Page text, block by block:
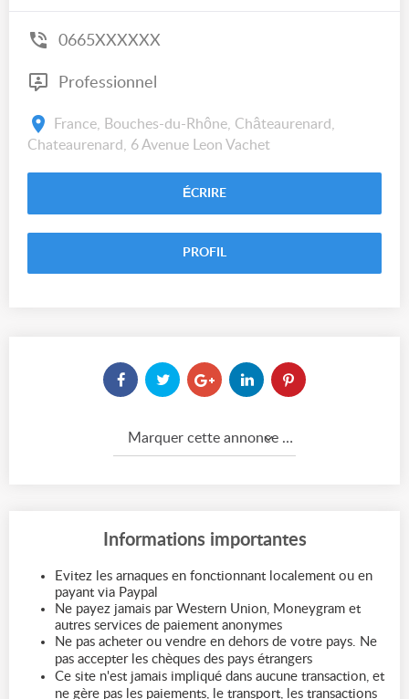
0665XXXXXX
Professionnel
France, Bouches-du-Rhône, Châteaurenard,
Chateaurenard, 6 Avenue Leon Vachet
ÉCRIRE
PROFIL
Marquer cette annonce comme...
Informations importantes
Evitez les arnaques en fonctionnant localement ou en
payant via Paypal
Ne payez jamais par Western Union, Moneygram et
autres services de paiement anonymes
Ne pas acheter ou vendre en dehors de votre pays. Ne
pas accepter les chèques des pays étrangers
Ce site n'est jamais impliqué dans aucune transaction, et
ne gère pas les paiements, le transport, les transactions